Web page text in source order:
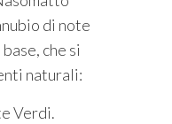
di note
che si
naturali:
Verdi.